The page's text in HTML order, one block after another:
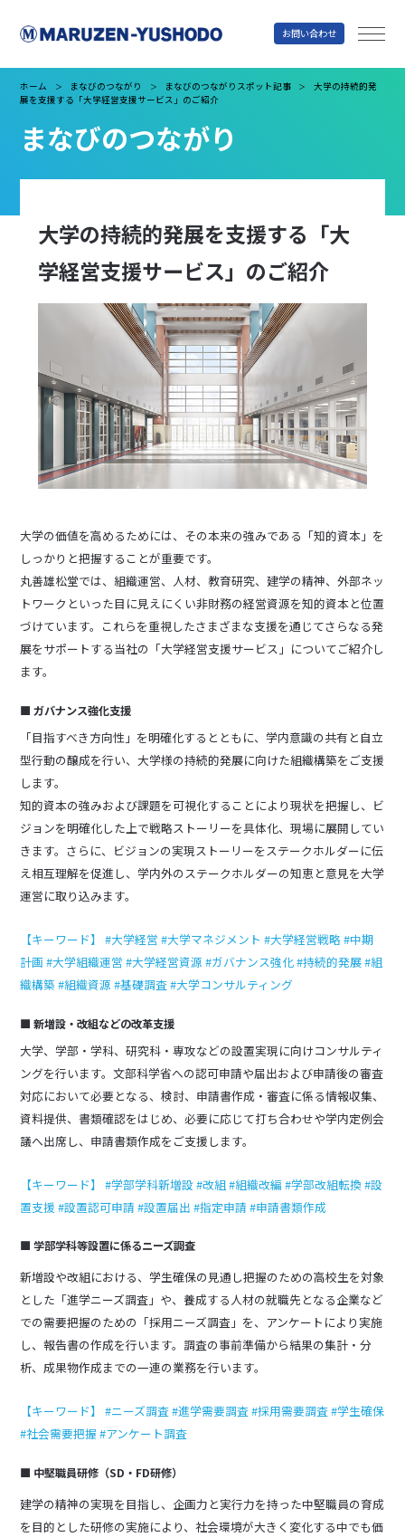
丸善雄松堂
お問い合わせ
ホーム ＞ まなびのつながり ＞ まなびのつながりスポット記事 ＞
大学の持続的発
展を支援する「大学経営支援サービス」のご紹介
まなびのつながり
大学の持続的発展を支援する「大
学経営支援サービス」のご紹介
大学の価値を高めるためには、その本来の強みである「知的資本」を
しっかりと把握することが重要です。
丸善雄松堂では、組織運営、人材、教育研究、建学の精神、外部ネッ
トワークといった目に見えにくい非財務の経営資源を知的資本と位置
づけています。これらを重視したさまざまな支援を通じてさらなる発
展をサポートする当社の「大学経営支援サービス」についてご紹介し
ます。
■ ガバナンス強化支援
「目指すべき方向性」を明確化するとともに、学内意識の共有と自立
型行動の醸成を行い、大学様の持続的発展に向けた組織構築をご支援
します。
知的資本の強みおよび課題を可視化することにより現状を把握し、ビ
ジョンを明確化した上で戦略ストーリーを具体化、現場に展開してい
きます。さらに、ビジョンの実現ストーリーをステークホルダーに伝
え相互理解を促進し、学内外のステークホルダーの知恵と意見を大学
運営に取り込みます。
【キーワード】 #大学経営 #大学マネジメント #大学経営戦略 #中期
計画 #大学組織運営 #大学経営資源 #ガバナンス強化 #持続的発展 #組
織構築 #組織資源 #基礎調査 #大学コンサルティング
■ 新増設・改組などの改革支援
大学、学部・学科、研究科・専攻などの設置実現に向けコンサルティ
ングを行います。文部科学省への認可申請や届出および申請後の審査
対応において必要となる、検討、申請書作成・審査に係る情報収集、
資料提供、書類確認をはじめ、必要に応じて打ち合わせや学内定例会
議へ出席し、申請書類作成をご支援します。
【キーワード】 #学部学科新増設 #改組 #組織改編 #学部改組転換 #設
置支援 #設置認可申請 #設置届出 #指定申請 #申請書類作成
■ 学部学科等設置に係るニーズ調査
新増設や改組における、学生確保の見通し把握のための高校生を対象
とした「進学ニーズ調査」や、養成する人材の就職先となる企業など
での需要把握のための「採用ニーズ調査」を、アンケートにより実施
し、報告書の作成を行います。調査の事前準備から結果の集計・分
析、成果物作成までの一連の業務を行います。
【キーワード】 #ニーズ調査 #進学需要調査 #採用需要調査 #学生確保
#社会需要把握 #アンケート調査
■ 中堅職員研修（SD・FD研修）
建学の精神の実現を目指し、企画力と実行力を持った中堅職員の育成
を目的とした研修の実施により、社会環境が大きく変化する中でも価